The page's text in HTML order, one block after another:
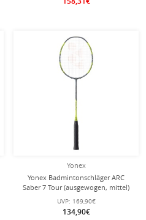
Yonex
Yonex Badmintonschläger ARC
Saber 7 Tour (ausgewogen, mittel)
grau/gelb- unbesaitet -
UVP: 169,90€
134,90€